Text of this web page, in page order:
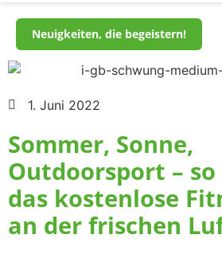
Neuigkeiten, die begeistern!
1. Juni 2022
Sommer, Sonne,
Outdoorsport –
das kostenlose
an der frischen